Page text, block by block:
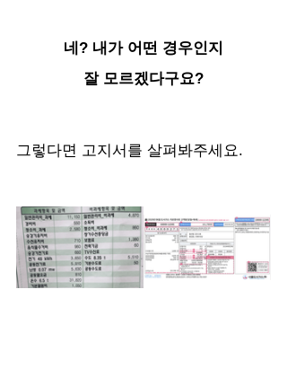
네? 내가 어떤 경우인지
잘 모르겠다구요?
그렇다면 고지서를 살펴봐주세요.